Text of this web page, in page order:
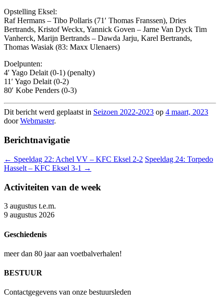
Opstelling Eksel:
Raf Hermans – Tibo Pollaris (71′ Thomas Franssen), Dries
Bertrands, Kristof Weckx, Yannick Goven – Jarne Van Dyck Tim
Vanherck, Marijn Bertrands – Dawda Jarju, Karel Bertrands,
Thomas Wasiak (83: Maxx Ulenaers)
Doelpunten:
4′ Yago Delait (0-1) (penalty)
11′ Yago Delait (0-2)
80′ Kobe Penders (0-3)
Dit bericht werd geplaatst in Seizoen 2022-2023 op 4 maart, 2023
doorWebmaster.
Berichtnavigatie
← Speeldag 22: Achel VV – KFC Eksel 2-2 Speeldag 24: Torpedo
Hasselt – KFC Eksel 3-1 →
Activiteiten van de week
3 augustus t.e.m.
9 augustus 2026
Geschiedenis
meer dan 80 jaar aan voetbalverhalen!
BESTUUR
Contactgegevens van onze bestuursleden